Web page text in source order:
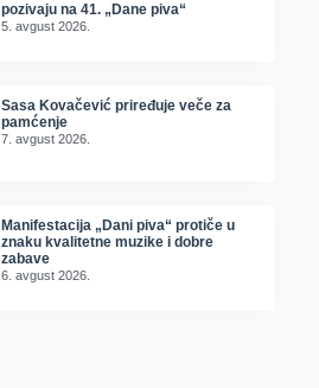
pozivaju na 41. „Dane piva“
5. avgust 2026.
Sasa Kovačević priređuje veče za
pamćenje
7. avgust 2026.
Manifestacija „Dani piva“ protiče u
znaku kvalitetne muzike i dobre
zabave
6. avgust 2026.